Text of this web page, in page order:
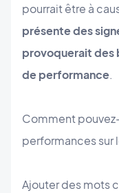
pourrait être à
présente des
provoquerait des
de performance.
Comment
performances sur
Ajouter des mots